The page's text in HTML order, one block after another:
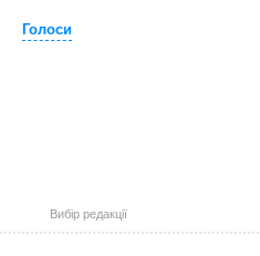
Голоси
Вибір редакції